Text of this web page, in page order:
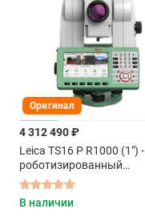
Оригинал
4 312 490 ₽
Leica TS16 P R1000 (1") -
роботизированный
тахеометр
В наличии